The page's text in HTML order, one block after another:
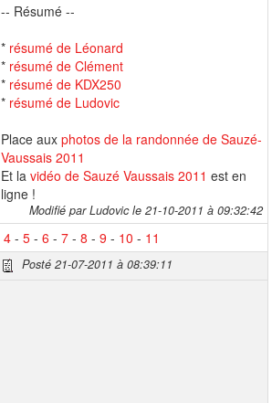
-- Résumé --
* résumé de Léonard
* résumé de Clément
* résumé de KDX250
* résumé de Ludovic
Place aux photos de la randonnée de Sauzé-
Vaussais 2011
Et la vidéo de Sauzé Vaussais 2011 est en
ligne !
Modifié par Ludovic le 21-10-2011 à 09:32:42
4 - 5 - 6 - 7 - 8 - 9 - 10 - 11
Posté 21-07-2011 à 08:39:11